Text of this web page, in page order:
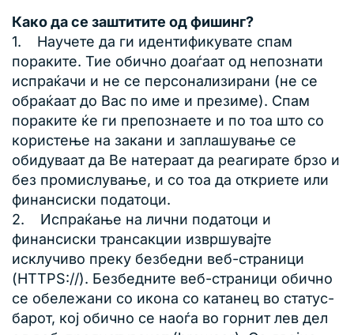
Како да се заштитите од фишинг?
1. Научете да ги идентификувате спам
пораките. Тие обично доаѓаат од непознати
испраќачи и не се персонализирани (не се
обраќаат до Вас по име и презиме). Спам
пораките ќе ги препознаете и по тоа што со
користење на закани и заплашување се
обидуваат да Ве натераат да реагирате брзо и
без промислување, и со тоа да откриете или
финансиски податоци.
2. Испраќање на лични податоци и
финансиски трансакции извршувајте
исклучиво преку безбедни веб-страници
(HTTPS://). Безбедните веб-страници обично
се обележани со икона со катанец во статус-
барот, кој обично се наоѓа во горнит лев дел